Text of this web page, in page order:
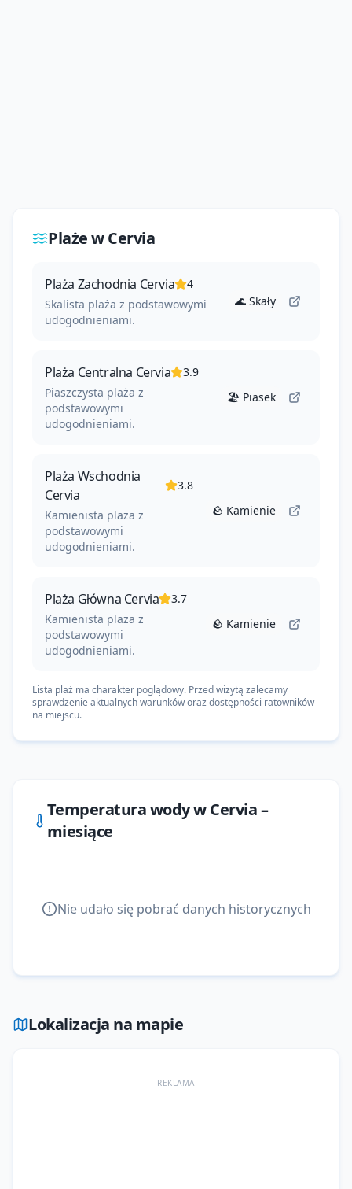
Plaże wCervia
Plaża Zachodnia Cervia
4
Skalista plaża z podstawowymi
udogodnieniami.
🌊 Skały
Plaża Centralna Cervia
3.9
Piaszczysta plaża z
podstawowymi
udogodnieniami.
🏖️ Piasek
Plaża Wschodnia
Cervia
3.8
Kamienista plaża z
podstawowymi
udogodnieniami.
🪨 Kamienie
Plaża Główna Cervia
3.7
Kamienista plaża z
podstawowymi
udogodnieniami.
🪨 Kamienie
Lista plaż ma charakter poglądowy. Przed wizytą zalecamy
sprawdzenie aktualnych warunków oraz dostępności ratowników
na miejscu.
Temperatura wody wCervia–
miesiące
Nie udało się pobrać danych historycznych
Lokalizacja na mapie
REKLAMA